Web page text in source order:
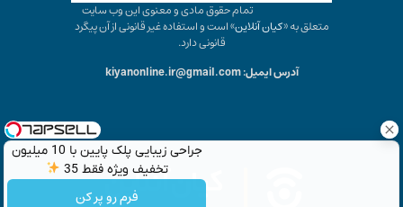
جراحی زیبایی پلک پایین با 10 میلیون
تخفیف ویژه فقط 35
فرم رو پر کن
تمام حقوق مادی و معنوی این وب سایت
متعلق به «کیان آنلاین» است و استفاده غیر قانونی از آن پیگرد
قانونی دارد.
آدرس ایمیل: kiyanonline.ir@gmail.com